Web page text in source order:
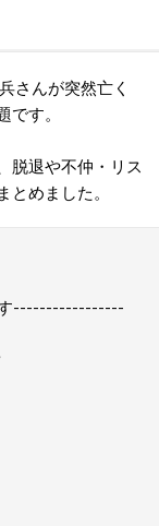
さんが突然亡く
す。
脱退や不仲・リス
とめました。
-----------------